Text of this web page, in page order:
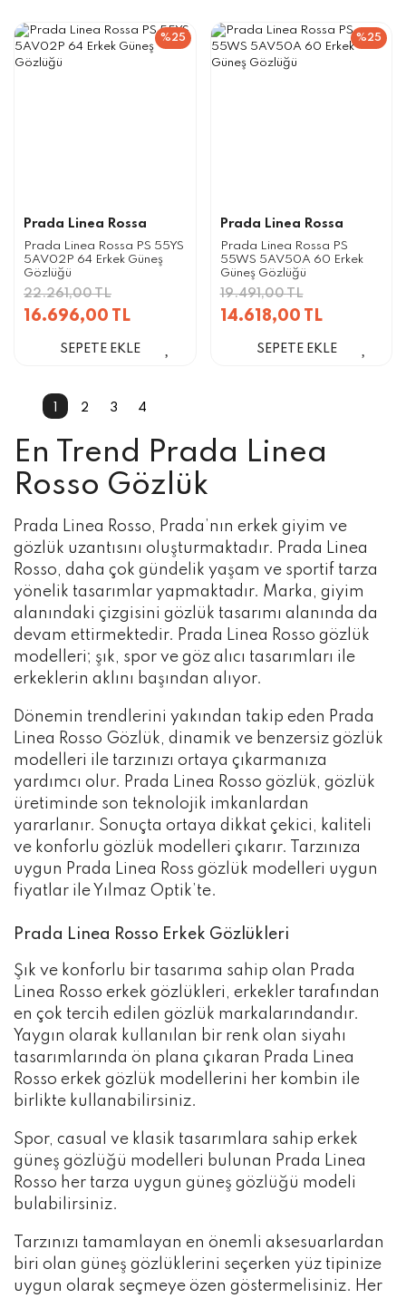
%25
Prada Linea Rossa
Prada Linea Rossa PS 55YS
5AV02P 64 Erkek Güneş
Gözlüğü
22.261,00 TL
16.696,00 TL
SEPETE EKLE
%25
Prada Linea Rossa
Prada Linea Rossa PS
55WS 5AV50A 60 Erkek
Güneş Gözlüğü
19.491,00 TL
14.618,00 TL
SEPETE EKLE
2 3 4
En Trend Prada Linea
Rosso Gözlük
Prada Linea Rosso, Prada’nın erkek giyim ve
gözlük uzantısını oluşturmaktadır. Prada Linea
Rosso, daha çok gündelik yaşam ve sportif tarza
yönelik tasarımlar yapmaktadır. Marka, giyim
alanındaki çizgisini gözlük tasarımı alanında da
devam ettirmektedir. Prada Linea Rosso gözlük
modelleri; şık, spor ve göz alıcı tasarımları ile
erkeklerin aklını başından alıyor.
Dönemin trendlerini yakından takip eden Prada
Linea Rosso Gözlük, dinamik ve benzersiz gözlük
modelleri ile tarzınızı ortaya çıkarmanıza
yardımcı olur. Prada Linea Rosso gözlük, gözlük
üretiminde son teknolojik imkanlardan
yararlanır. Sonuçta ortaya dikkat çekici, kaliteli
ve konforlu gözlük modelleri çıkarır. Tarzınıza
uygun Prada Linea Ross gözlük modelleri uygun
fiyatlar ile Yılmaz Optik’te.
Prada Linea Rosso Erkek Gözlükleri
Şık ve konforlu bir tasarıma sahip olan Prada
Linea Rosso erkek gözlükleri, erkekler tarafından
en çok tercih edilen gözlük markalarındandır.
Yaygın olarak kullanılan bir renk olan siyahı
tasarımlarında ön plana çıkaran Prada Linea
Rosso erkek gözlük modellerini her kombin ile
birlikte kullanabilirsiniz.
Spor, casual ve klasik tasarımlara sahip erkek
güneş gözlüğü modelleri bulunan Prada Linea
Rosso her tarza uygun güneş gözlüğü modeli
bulabilirsiniz.
Tarzınızı tamamlayan en önemli aksesuarlardan
biri olan güneş gözlüklerini seçerken yüz tipinize
uygun olarak seçmeye özen göstermelisiniz. Her